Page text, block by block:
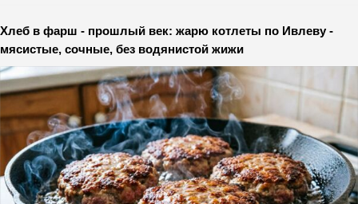
Хлеб в фарш - прошлый век: жарю котлеты по Ивлеву -
мясистые, сочные, без водянистой жижи